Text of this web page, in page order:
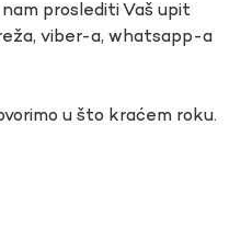
proslediti Vaš upit
viber-a, whatsapp-a
u što kraćem roku.